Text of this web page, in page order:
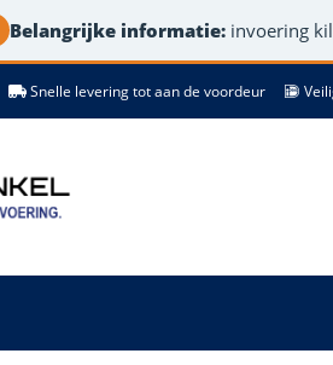
Belangrijke informatie:invoering
Snelle levering tot aan de voordeur